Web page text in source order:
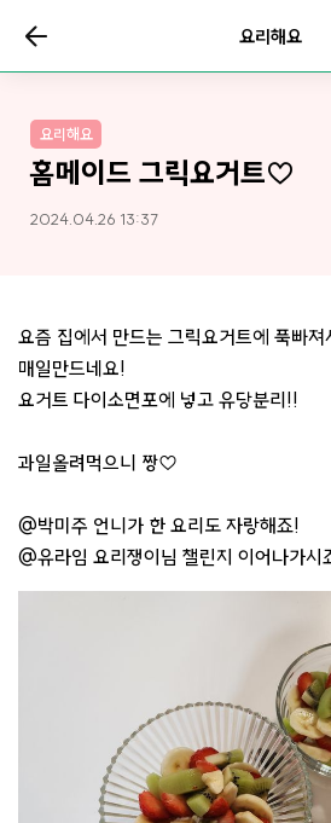
요리해요
요리해요
홈메이드 그릭요거트♡
2024.04.26 13:37
요즘 집에서 만드는 그릭요거트에 푹빠
매일만드네요!
요거트 다이소면포에 넣고 유당분리!!
과일올려먹으니 짱♡
@박미주 언니가 한 요리도 자랑해죠!
@유라임 요리쟁이님 챌린지 이어나가시